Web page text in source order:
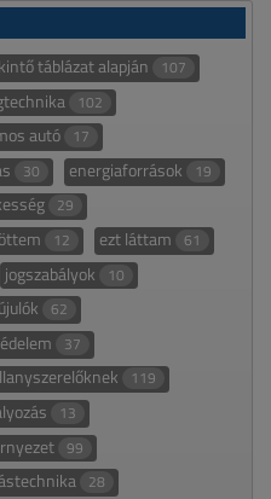
táblázat alapján 107
102
autó 17
30 energiaforrások 19
29
12 ezt láttam 61
jogszabályok 10
62
37
119
13
99
28